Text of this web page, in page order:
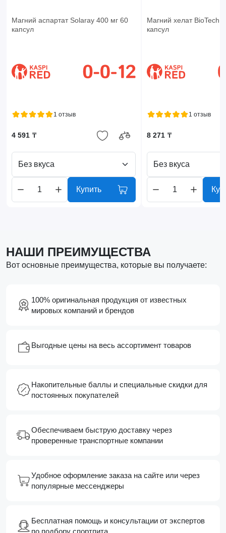
Магний аспартат Solaray 400 мг 60
капсул
1 отзыв
4 591 ₸
Без вкуса
Купить
Магний хелат BioTech
капсул
1 отзыв
8 271 ₸
Без вкуса
НАШИ ПРЕИМУЩЕСТВА
Вот основные преимущества, которые вы получаете:
100% оригинальная продукция от известных
мировых компаний и брендов
Выгодные цены на весь ассортимент товаров
Накопительные баллы и специальные скидки для
постоянных покупателей
Обеспечиваем быструю доставку через
проверенные транспортные компании
Удобное оформление заказа на сайте или через
популярные мессенджеры
Бесплатная помощь и консультации от экспертов
по подбору спортпита